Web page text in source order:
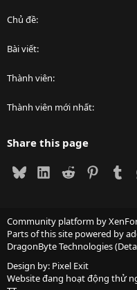
Chủ đề
Bài viết
Thành viên
Thành viên mới nhất
Share this page
BlueskyLinkedIn
Reddit
Community platform by
Parts of this site powered by
DragonByte Technologies(
Design by: Pixel Exit
Website đang hoạt động thử